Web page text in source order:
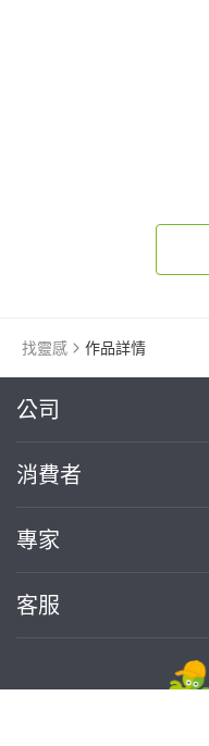
找靈感 作品詳情
公司
關於我們
部落格
加入我們
消費者
買服務
熱門服務
專家
案件中心
客服
繼續完成